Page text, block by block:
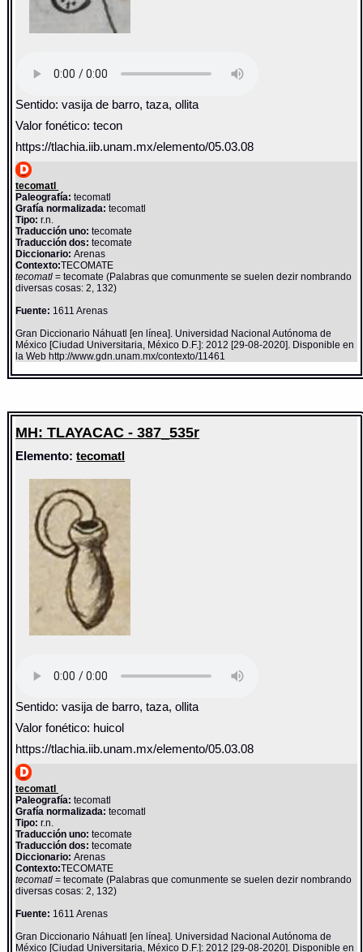
Sentido: vasija de barro, taza, ollita
Valor fonético: tecon
https://tlachia.iib.unam.mx/elemento/05.03.08
tecomatl
Paleografía: tecomatl
Grafía normalizada: tecomatl
Tipo: r.n.
Traducción uno: tecomate
Traducción dos: tecomate
Diccionario:Arenas
Contexto:TECOMATE
tecomatl= tecomate (Palabras que comunmente se suelen dezir nombrando
diversas cosas: 2, 132)
Fuente: 1611 Arenas
Gran Diccionario Náhuatl [en línea]. Universidad Nacional Autónoma de
México [Ciudad Universitaria, México D.F.]: 2012 [29-08-2020]. Disponible en
la Web http://www.gdn.unam.mx/contexto/11461
MH: TLAYACAC - 387_535r
Elemento:tecomatl
Sentido: vasija de barro, taza, ollita
Valor fonético: huicol
https://tlachia.iib.unam.mx/elemento/05.03.08
tecomatl
Paleografía: tecomatl
Grafía normalizada: tecomatl
Tipo: r.n.
Traducción uno: tecomate
Traducción dos: tecomate
Diccionario:Arenas
Contexto:TECOMATE
tecomatl= tecomate (Palabras que comunmente se suelen dezir nombrando
diversas cosas: 2, 132)
Fuente: 1611 Arenas
Gran Diccionario Náhuatl [en línea]. Universidad Nacional Autónoma de
México [Ciudad Universitaria, México D.F.]: 2012 [29-08-2020]. Disponible en